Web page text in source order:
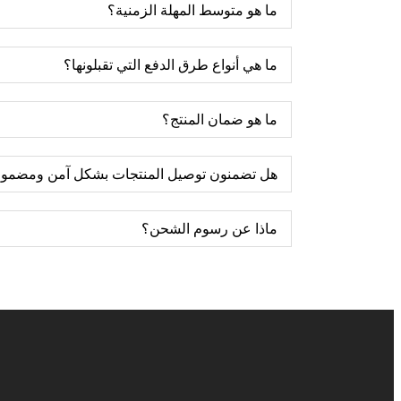
ما هو متوسط ​​​​المهلة الزمنية؟
ما هي أنواع طرق الدفع التي تقبلونها؟
ما هو ضمان المنتج؟
هل تضمنون توصيل المنتجات بشكل آمن
ماذا عن رسوم الشحن؟